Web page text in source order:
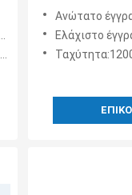
στοίβαξης
ταχύτητα
Ανώτατο
Ελάχιστο